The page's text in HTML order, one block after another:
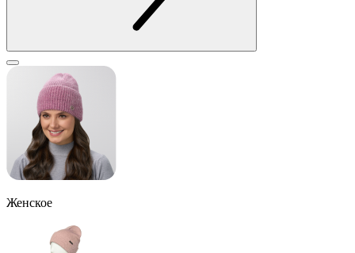
Женское